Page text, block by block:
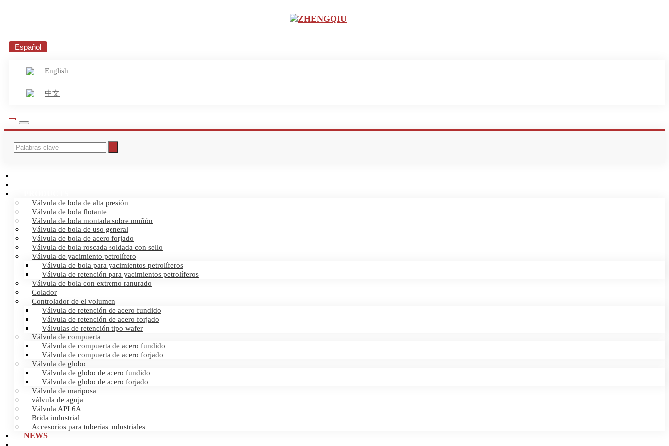
Español
English
中文
Válvula de bola de alta presión
Válvula de bola flotante
Válvula de bola montada sobre muñón
Válvula de bola de uso general
Válvula de bola de acero forjado
Válvula de bola roscada soldada con sello
Válvula de yacimiento petrolífero
Válvula de bola para yacimientos petrolíferos
Válvula de retención para yacimientos petrolíferos
Válvula de bola con extremo ranurado
Colador
Controlador de el volumen
Válvula de retención de acero fundido
Válvula de retención de acero forjado
Válvulas de retención tipo wafer
Válvula de compuerta
Válvula de compuerta de acero fundido
Válvula de compuerta de acero forjado
Válvula de globo
Válvula de globo de acero fundido
Válvula de globo de acero forjado
Válvula de mariposa
válvula de aguja
Válvula API 6A
Brida industrial
Accesorios para tuberías industriales
NEWS